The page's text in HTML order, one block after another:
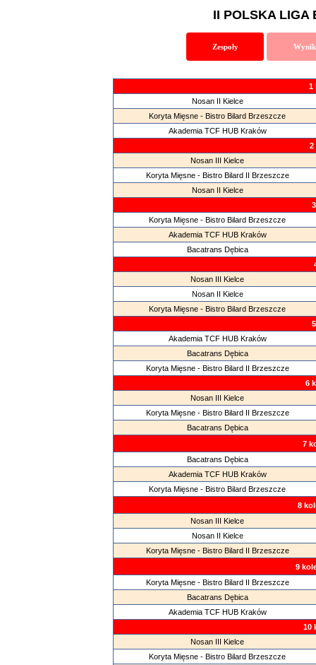
II POLSKA LIGA
Zespoły
1
Nosan II Kielce
Koryta Mięsne - Bistro Bilard Brzeszcze
Akademia TCF HUB Kraków
2
Nosan III Kielce
Koryta Mięsne - Bistro Bilard II Brzeszcze
Nosan II Kielce
Koryta Mięsne - Bistro Bilard Brzeszcze
Akademia TCF HUB Kraków
Bacatrans Dębica
Nosan III Kielce
Nosan II Kielce
Koryta Mięsne - Bistro Bilard Brzeszcze
Akademia TCF HUB Kraków
Bacatrans Dębica
Koryta Mięsne - Bistro Bilard II Brzeszcze
6
Nosan III Kielce
Koryta Mięsne - Bistro Bilard II Brzeszcze
Bacatrans Dębica
7
Bacatrans Dębica
Akademia TCF HUB Kraków
Koryta Mięsne - Bistro Bilard Brzeszcze
8
Nosan III Kielce
Nosan II Kielce
Koryta Mięsne - Bistro Bilard II Brzeszcze
9
Koryta Mięsne - Bistro Bilard II Brzeszcze
Bacatrans Dębica
Akademia TCF HUB Kraków
10
Nosan III Kielce
Koryta Mięsne - Bistro Bilard Brzeszcze